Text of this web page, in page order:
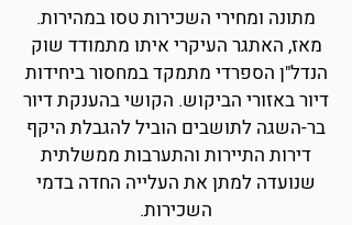
מתונה ומחירי השכירות טסו במהירות.
מאז, האתגר העיקרי איתו מתמודד שוק
הנדל"ן הספרדי מתמקד במחסור ביחידות
דיור באזורי הביקוש. הקושי בהענקת דיור
בר-השגה לתושבים הוביל להגבלת היקף
דירות התיירות והתערבות ממשלתית
שנועדה למתן את העלייה החדה בדמי
השכירות.